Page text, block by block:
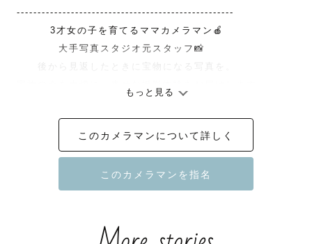
----------------------------------------------------
大手写真スタジオ元スタッフ📸
後から見返したときに宝物になる写真を。
はじめまして🌱
島根県西部在住の「おかゆ」です！
気軽に「おかゆ」「おかゆちゃん」「おかゆさん」と呼ん
でいただけると嬉しいです😉
【おかゆってこんな人💡】
もっと見る
このカメラマンについて詳しく